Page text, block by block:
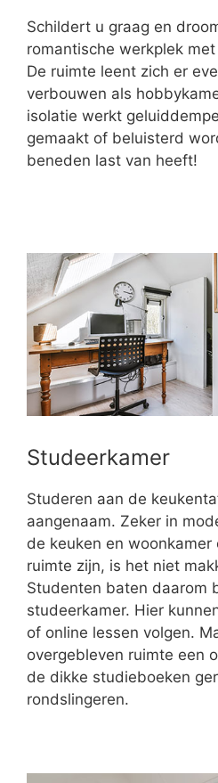
Schildert u graag en
romantische werkplek
De ruimte leent zich er
verbouwen als
isolatie werkt
gemaakt of beluisterd
beneden last van heeft!
Studeerkamer
Studeren aan de
aangenaam. Zeker in
de keuken en woonkamer
ruimte zijn, is het niet
Studenten baten daarom
studeerkamer. Hier
of online lessen volgen.
overgebleven ruimte een
de dikke studieboeken
rondslingeren.